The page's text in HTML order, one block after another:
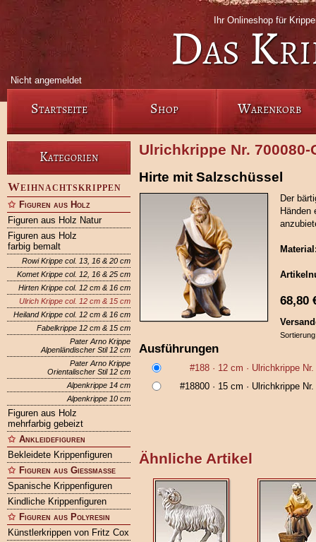
Ihr Onlineshop für
Das
Nicht angemeldet
Startseite Shop Warenkorb
Kategorien
Weihnachtskrippen
Figuren aus Holz
Figuren aus Holz Natur
Figuren aus Holz
farbig bemalt
Rowi Krippe col. 13, 16 & 20 cm
Komet Krippe col. 12, 16 & 25 cm
Hirten Krippe col. 12 cm & 16 cm
Ulrich Krippe col. 12 cm & 15 cm
Heiland Krippe col. 12 cm & 16 cm
Fabelkrippe 12 cm & 15 cm
Pater Arno Krippe
Alpenländischer Stil 12 cm
Pater Arno Krippe
Orientalischer Stil 12 cm
Alpenkrippe 14 cm
Alpenkrippe 10 cm
Figuren aus Holz
mehrfarbig gebeizt
Ankleidefiguren
Bekleidete Krippenfiguren
Figuren aus Gießmasse
Spanische Krippenfiguren
Kindliche Krippenfiguren
Figuren aus Polyresin
Künstlerkrippen von Fritz Cox
Ulrichkrippe Nr.
Hirte mit Salzschüssel
Der
Händen
68,80
Ausführungen
#188 · 12 cm · Ulrichkrippe Nr.
#18800 · 15 cm · Ulrichkrippe Nr.
Ähnliche Artikel